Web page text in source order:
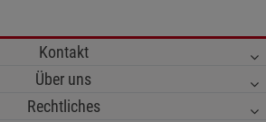
Kontakt
Über uns
Rechtliches